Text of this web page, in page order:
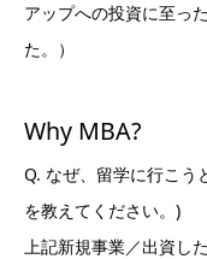
アップへの投資に至っ
た。）
Why MBA?
Q. なぜ、留学に行こう
を教えてください。)
上記新規事業／出資し